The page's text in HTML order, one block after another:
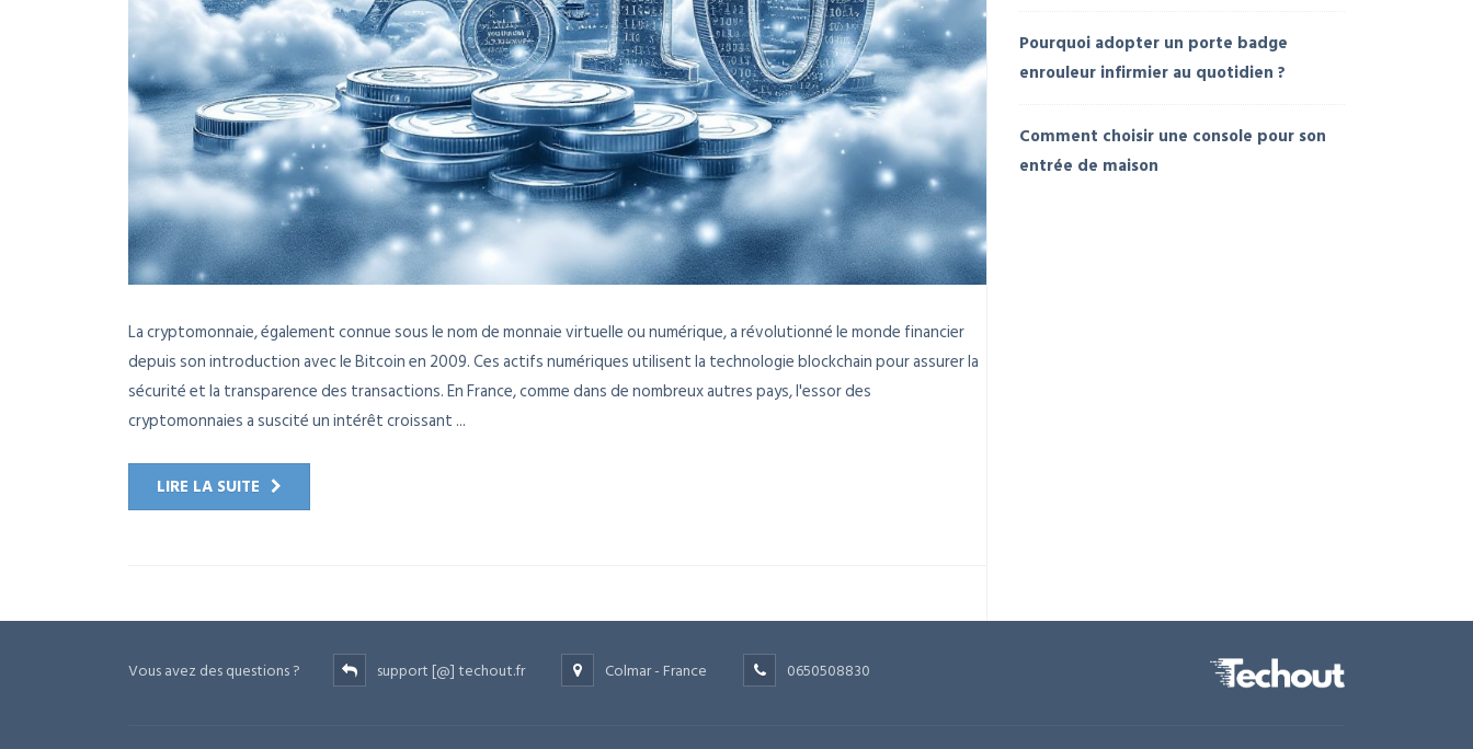
La cryptomonnaie, également connue sous le nom de monnaie virtuelle ou numérique, a révolutionné le monde financier
depuis son introduction avec le Bitcoin en 2009. Ces actifs numériques utilisent la technologie blockchain pour assurer la
sécurité et la transparence des transactions. En France, comme dans de nombreux autres pays, l'essor des
cryptomonnaies a suscité un intérêt croissant ...
LIRE LA SUITE
Pourquoi adopter un porte badge
enrouleur infirmier au quotidien ?
Comment choisir une console pour son
entrée de maison
Vous avez des questions ? support [@] techout.fr Colmar - France 0650508830